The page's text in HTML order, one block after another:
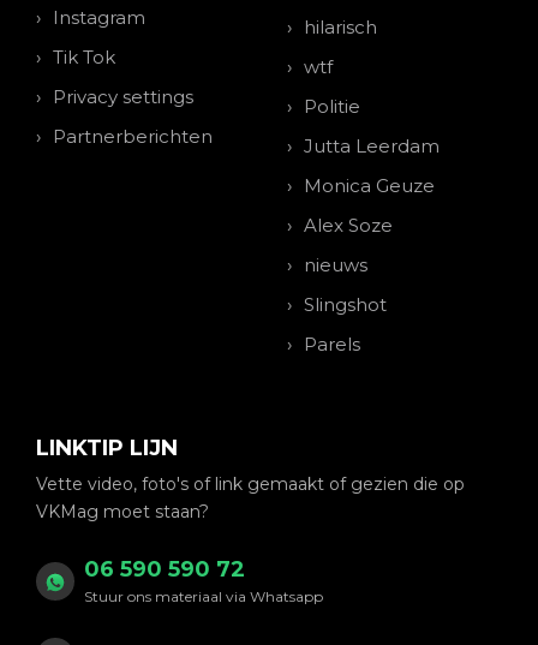
Instagram
Tik Tok
Privacy settings
Partnerberichten
hilarisch
wtf
Politie
Jutta Leerdam
Monica Geuze
Alex Soze
nieuws
Slingshot
Parels
LINKTIP LIJN
Vette video, foto's of link gemaakt of gezien die op
VKMag moet staan?
06 590 590 72
Stuur ons materiaal via Whatsapp